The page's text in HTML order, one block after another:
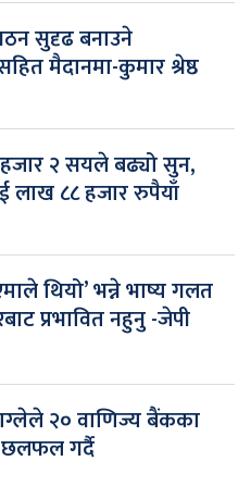
सुदृढ बनाउने
मैदानमा-कुमार श्रेष्ठ
२ सयले बढ्यो सुन,
लाख ८८ हजार रुपैयाँ
थियो’ भन्ने भाष्य गलत
प्रभावित नहुनु -जेपी
२० वाणिज्य बैंकका
गर्दै